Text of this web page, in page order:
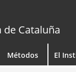
Cataluña
Métodos El